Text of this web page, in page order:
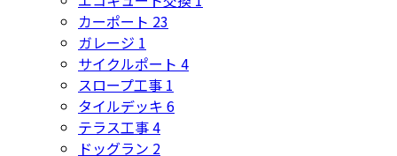
カーポート 23
ガレージ 1
サイクルポート 4
スロープ工事 1
タイルデッキ 6
テラス工事4
ドッグラン 2